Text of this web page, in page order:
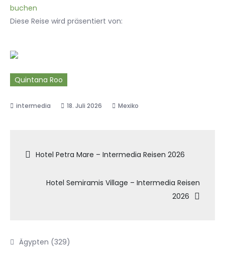
Diese Reise wird präsentiert von:
Quintana Roo
18. Juli 2026 Mexiko
Beitragsnavigation
Hotel Petra Mare – Intermedia Reisen 2026
Hotel Semiramis Village – Intermedia Reisen
2026
Ägypten (329)